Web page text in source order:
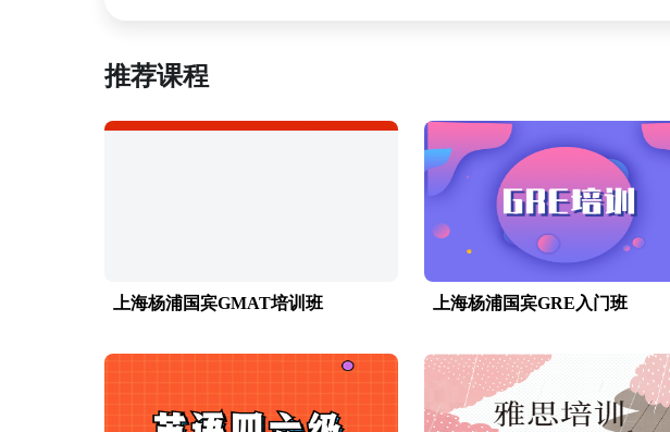
推荐课程
上海杨浦国宾GMAT培训班 上海杨浦国宾GRE入门班